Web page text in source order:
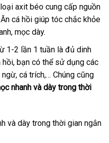
axit béo cung cấp nguồn
cá hồi giúp tóc chắc khỏe
mọc dày.
1-2 lần 1 tuần là đủ dinh
bạn có thể sử dụng các
cá trích,… Chúng cũng
nhanh và dày trong thời